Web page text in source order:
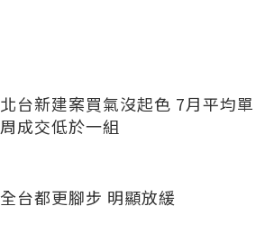
北台新建案買氣沒起色 7月平均單
周成交低於一組
全台都更腳步 明顯放緩